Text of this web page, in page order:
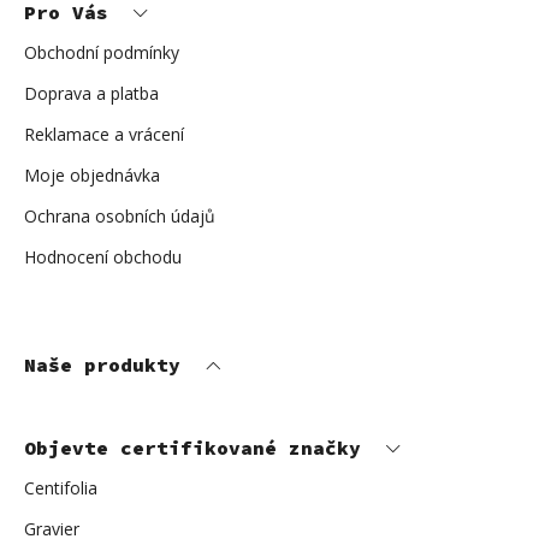
Pro Vás
Obchodní podmínky
Doprava a platba
Reklamace a vrácení
Moje objednávka
Ochrana osobních údajů
Hodnocení obchodu
Naše produkty
Objevte certifikované značky
Centifolia
Gravier